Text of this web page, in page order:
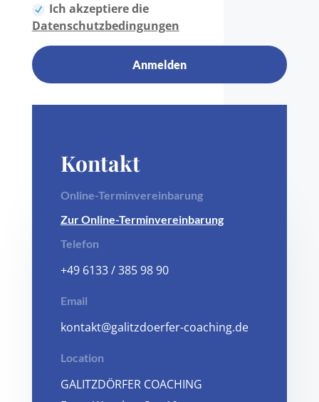
Ich akzeptiere die
Datenschutzbedingungen
Anmelden
Kontakt
Online-Terminvereinbarung
Zur Online-Terminvereinbarung
Telefon
+49 6133 / 385 98 90
Email
kontakt@galitzdoerfer-coaching.de
Location
GALITZDÖRFER COACHING